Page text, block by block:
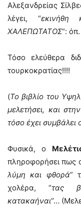
Αλεξανδρείας
λέγει, “εκινήθη
ΧΑΛΕΠΩΤΑΤΟΣ“:
Τόσο ελεύθερα
τουρκοκρατίας!!!!
(Το βιβλίο του
μελετήσει, και
τόσο έχει συμβάλει
Φυσικά, ο
πληροφορήσει πως
λύμη και φθορά”
χολέρα, “τας
κατακαήναι“…